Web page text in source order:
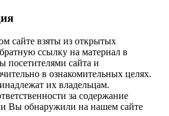
сайте взяты из открытых
ссылку на материал в
посетителями сайта и
в ознакомительных целях.
их владельцам.
за содержание
Вы обнаружили на нашем сайте